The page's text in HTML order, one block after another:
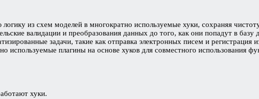
из схем моделей в многократно используемые хуки, сохраняя
валидации и преобразования данных до того, как они попадут в
задачи, такие как отправка электронных писем и
используемые плагины на основе хуков для совместного использования
хуки.